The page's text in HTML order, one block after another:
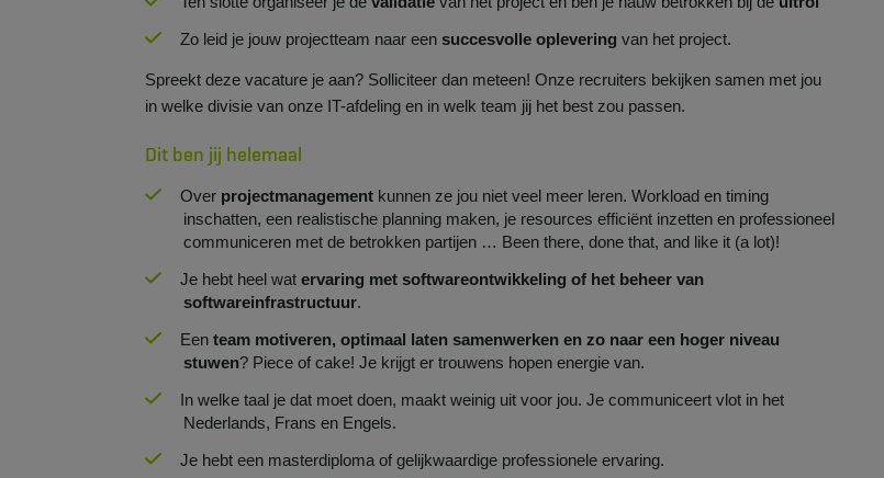
Zo leid je jouw projectteam naar een succesvolle oplevering van het project.
Spreekt deze vacature je aan? Solliciteer dan meteen! Onze recruiters bekijken samen met jou
in welke divisie van onze IT-afdeling en in welk team jij het best zou passen.
Dit ben jij helemaal
Over projectmanagement kunnen ze jou niet veel meer leren. Workload en timing
inschatten, een realistische planning maken, je resources efficiënt inzetten en professioneel
communiceren met de betrokken partijen … Been there, done that, and like it (a lot)!
Je hebt heel wat ervaring met softwareontwikkeling of het beheer van
softwareinfrastructuur.
Een team motiveren, optimaal laten samenwerken en zo naar een hoger niveau
stuwen? Piece of cake! Je krijgt er trouwens hopen energie van.
In welke taal je dat moet doen, maakt weinig uit voor jou. Je communiceert vlot in het
Nederlands, Frans en Engels.
Je hebt een masterdiploma of gelijkwaardige professionele ervaring.